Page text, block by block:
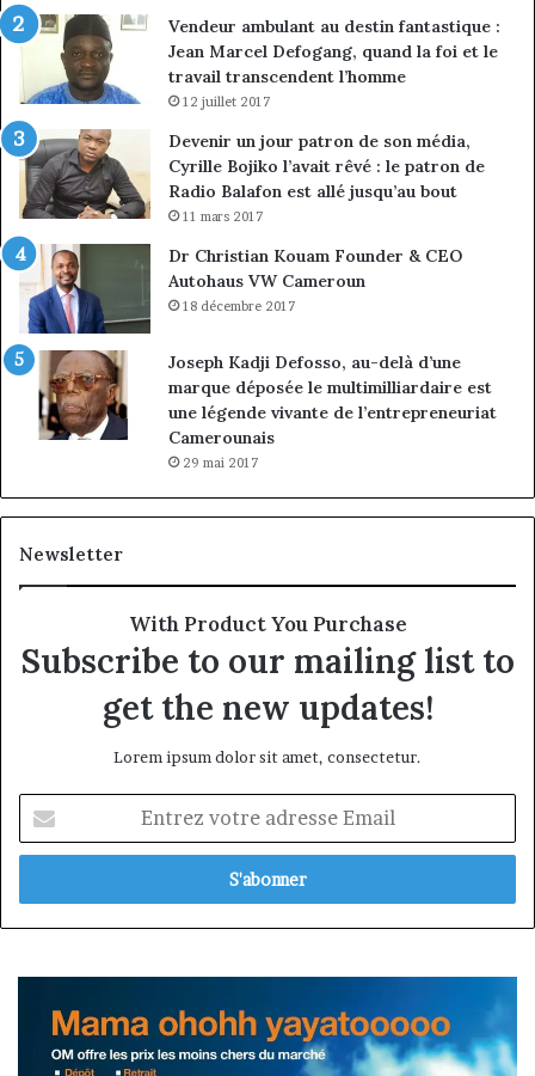
Vendeur ambulant au destin fantastique :
Jean Marcel Defogang, quand la foi et le
travail transcendent l’homme
12 juillet 2017
Devenir un jour patron de son média,
Cyrille Bojiko l’avait rêvé : le patron de
Radio Balafon est allé jusqu’au bout
11 mars 2017
Dr Christian Kouam Founder & CEO
Autohaus VW Cameroun
18 décembre 2017
Joseph Kadji Defosso, au-delà d’une
marque déposée le multimilliardaire est
une légende vivante de l’entrepreneuriat
Camerounais
29 mai 2017
Newsletter
With Product You Purchase
Subscribe to our mailing list to
get the new updates!
Lorem ipsum dolor sit amet, consectetur.
votre
adresse